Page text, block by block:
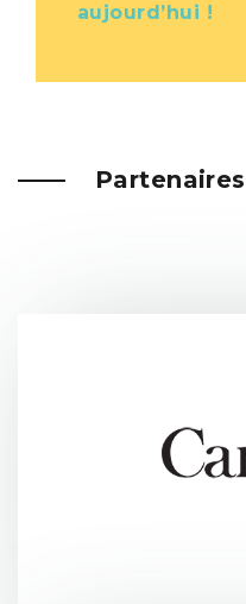
aujourd’hui !
Partenaires